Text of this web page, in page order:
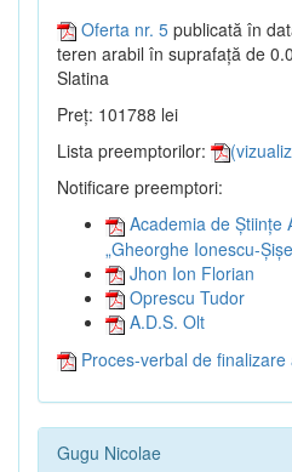
Oferta nr. 5 publicată în
teren arabil în suprafață de
Slatina
Preț: 101788 lei
Lista preemptorilor:
Notificare preemptori:
Academia de Științe
„Gheorghe Ionescu-
Jhon Ion Florian
Oprescu Tudor
A.D.S. Olt
Proces-verbal de
Gugu Nicolae